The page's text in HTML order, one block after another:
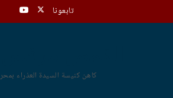
تابعونا
كاهن كنيسة السيدة العذراء